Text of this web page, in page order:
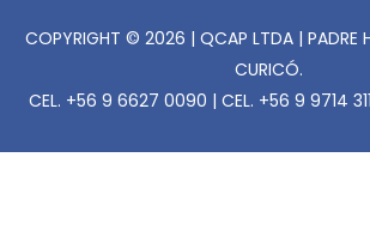
COPYRIGHT © 2026 | QCAP LTDA | PADRE
CURICÓ.
CEL. +56 9 6627 0090 | CEL. +56 9 9714